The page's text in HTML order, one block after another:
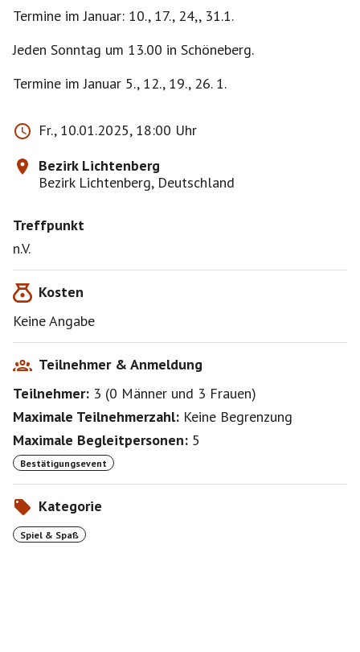
Termine im Januar: 10., 17., 24,, 31.1.
Jeden Sonntag um 13.00 in Schöneberg.
Termine im Januar 5., 12., 19., 26. 1.
Fr., 10.01.2025, 18:00 Uhr
Bezirk Lichtenberg
Bezirk Lichtenberg, Deutschland
Treffpunkt
n.V.
Kosten
Keine Angabe
Teilnehmer & Anmeldung
Teilnehmer: 3 (0 Männer und 3 Frauen)
Maximale Teilnehmerzahl: Keine Begrenzung
Maximale Begleitpersonen: 5
Bestätigungsevent
Kategorie
Spiel & Spaß